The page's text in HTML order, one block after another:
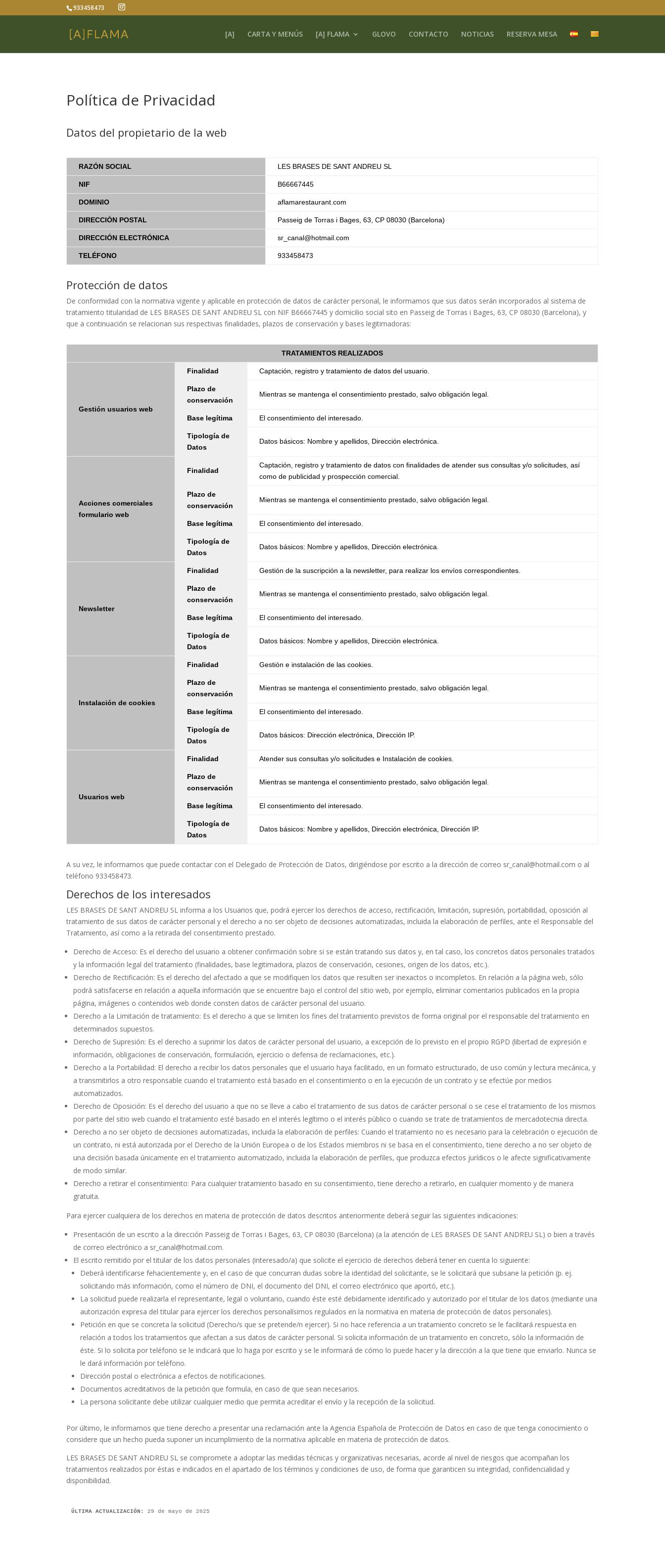
933458473
[A] CARTA Y MENÚS [A] FLAMA GLOVO CONTACTO NOTICIAS RESERVA MESA
Política de Privacidad
Datos del propietario de la web
RAZÓN SOCIAL LES BRASES DE SANT ANDREU SL
NIF B66667445
DOMINIO aflamarestaurant.com
DIRECCIÓN POSTAL Passeig de Torras i Bages, 63, CP 08030 (Barcelona)
DIRECCIÓN ELECTRÓNICA sr_canal@hotmail.com
TELÉFONO 933458473
Protección de datos
De conformidad con la normativa vigente y aplicable en protección de datos de carácter personal, le informamos que sus datos serán incorporados al sistema de
tratamiento titularidad de LES BRASES DE SANT ANDREU SL con NIF B66667445 y domicilio social sito en Passeig de Torras i Bages, 63, CP 08030 (Barcelona), y
que a continuación se relacionan sus respectivas finalidades, plazos de conservación y bases legitimadoras:
TRATAMIENTOS REALIZADOS
Gestión usuarios web
Finalidad Captación, registro y tratamiento de datos del usuario.
Plazo de
conservación
Mientras se mantenga el consentimiento prestado, salvo obligación legal.
Base legítima El consentimiento del interesado.
Tipología de
Datos
Datos básicos: Nombre y apellidos, Dirección electrónica.
Acciones comerciales
formulario web
Finalidad
Captación, registro y tratamiento de datos con finalidades de atender sus consultas y/o solicitudes, así
como de publicidad y prospección comercial.
Plazo de
conservación
Mientras se mantenga el consentimiento prestado, salvo obligación legal.
Base legítima El consentimiento del interesado.
Tipología de
Datos
Datos básicos: Nombre y apellidos, Dirección electrónica.
Newsletter
Finalidad Gestión de la suscripción a la newsletter, para realizar los envíos correspondientes.
Plazo de
conservación
Mientras se mantenga el consentimiento prestado, salvo obligación legal.
Base legítima El consentimiento del interesado.
Tipología de
Datos
Datos básicos: Nombre y apellidos, Dirección electrónica.
Instalación de cookies
Finalidad Gestión e instalación de las cookies.
Plazo de
conservación
Mientras se mantenga el consentimiento prestado, salvo obligación legal.
Base legítima El consentimiento del interesado.
Tipología de
Datos
Datos básicos: Dirección electrónica, Dirección IP.
Usuarios web
Finalidad Atender sus consultas y/o solicitudes e Instalación de cookies.
Plazo de
conservación
Mientras se mantenga el consentimiento prestado, salvo obligación legal.
Base legítima El consentimiento del interesado.
Tipología de
Datos
Datos básicos: Nombre y apellidos, Dirección electrónica, Dirección IP.
A su vez, le informamos que puede contactar con el Delegado de Protección de Datos, dirigiéndose por escrito a la dirección de correo sr_canal@hotmail.com o al
teléfono 933458473.
Derechos de los interesados
LES BRASES DE SANT ANDREU SL informa a los Usuarios que, podrá ejercer los derechos de acceso, rectificación, limitación, supresión, portabilidad, oposición al
tratamiento de sus datos de carácter personal y el derecho a no ser objeto de decisiones automatizadas, incluida la elaboración de perfiles, ante el Responsable del
Tratamiento, así como a la retirada del consentimiento prestado.
Derecho de Acceso: Es el derecho del usuario a obtener confirmación sobre si se están tratando sus datos y, en tal caso, los concretos datos personales tratados
y la información legal del tratamiento (finalidades, base legitimadora, plazos de conservación, cesiones, origen de los datos, etc.).
Derecho de Rectificación: Es el derecho del afectado a que se modifiquen los datos que resulten ser inexactos o incompletos. En relación a la página web, sólo
podrá satisfacerse en relación a aquella información que se encuentre bajo el control del sitio web, por ejemplo, eliminar comentarios publicados en la propia
página, imágenes o contenidos web donde consten datos de carácter personal del usuario.
Derecho a la Limitación de tratamiento: Es el derecho a que se limiten los fines del tratamiento previstos de forma original por el responsable del tratamiento en
determinados supuestos.
Derecho de Supresión: Es el derecho a suprimir los datos de carácter personal del usuario, a excepción de lo previsto en el propio RGPD (libertad de expresión e
información, obligaciones de conservación, formulación, ejercicio o defensa de reclamaciones, etc.).
Derecho a la Portabilidad: El derecho a recibir los datos personales que el usuario haya facilitado, en un formato estructurado, de uso común y lectura mecánica, y
a transmitirlos a otro responsable cuando el tratamiento está basado en el consentimiento o en la ejecución de un contrato y se efectúe por medios
automatizados.
Derecho de Oposición: Es el derecho del usuario a que no se lleve a cabo el tratamiento de sus datos de carácter personal o se cese el tratamiento de los mismos
por parte del sitio web cuando el tratamiento esté basado en el interés legítimo o el interés público o cuando se trate de tratamientos de mercadotecnia directa.
Derecho a no ser objeto de decisiones automatizadas, incluida la elaboración de perfiles: Cuando el tratamiento no es necesario para la celebración o ejecución de
un contrato, ni está autorizada por el Derecho de la Unión Europea o de los Estados miembros ni se basa en el consentimiento, tiene derecho a no ser objeto de
una decisión basada únicamente en el tratamiento automatizado, incluida la elaboración de perfiles, que produzca efectos jurídicos o le afecte significativamente
de modo similar.
Derecho a retirar el consentimiento: Para cualquier tratamiento basado en su consentimiento, tiene derecho a retirarlo, en cualquier momento y de manera
gratuita.
Para ejercer cualquiera de los derechos en materia de protección de datos descritos anteriormente deberá seguir las siguientes indicaciones:
Presentación de un escrito a la dirección Passeig de Torras i Bages, 63, CP 08030 (Barcelona) (a la atención de LES BRASES DE SANT ANDREU SL) o bien a través
de correo electrónico a sr_canal@hotmail.com.
El escrito remitido por el titular de los datos personales (interesado/a) que solicite el ejercicio de derechos deberá tener en cuenta lo siguiente:
Deberá identificarse fehacientemente y, en el caso de que concurran dudas sobre la identidad del solicitante, se le solicitará que subsane la petición (p. ej.
solicitando más información, como el número de DNI, el documento del DNI, el correo electrónico que aportó, etc.).
La solicitud puede realizarla el representante, legal o voluntario, cuando éste esté debidamente identificado y autorizado por el titular de los datos (mediante una
autorización expresa del titular para ejercer los derechos personalísimos regulados en la normativa en materia de protección de datos personales).
Petición en que se concreta la solicitud (Derecho/s que se pretende/n ejercer). Si no hace referencia a un tratamiento concreto se le facilitará respuesta en
relación a todos los tratamientos que afectan a sus datos de carácter personal. Si solicita información de un tratamiento en concreto, sólo la información de
éste. Si lo solicita por teléfono se le indicará que lo haga por escrito y se le informará de cómo lo puede hacer y la dirección a la que tiene que enviarlo. Nunca se
le dará información por teléfono.
Dirección postal o electrónica a efectos de notificaciones.
Documentos acreditativos de la petición que formula, en caso de que sean necesarios.
La persona solicitante debe utilizar cualquier medio que permita acreditar el envío y la recepción de la solicitud.
Por último, le informamos que tiene derecho a presentar una reclamación ante la Agencia Española de Protección de Datos en caso de que tenga conocimiento o
considere que un hecho pueda suponer un incumplimiento de la normativa aplicable en materia de protección de datos.
LES BRASES DE SANT ANDREU SL se compromete a adoptar las medidas técnicas y organizativas necesarias, acorde al nivel de riesgos que acompañan los
tratamientos realizados por éstas e indicados en el apartado de los términos y condiciones de uso, de forma que garanticen su integridad, confidencialidad y
disponibilidad.
ÚLTIMA ACTUALIZACIÓN: 29 de mayo de 2025